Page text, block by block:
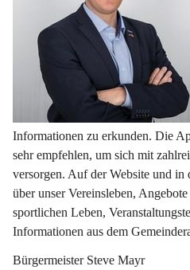
Informationen zu erkunden. Die
sehr empfehlen, um sich mit
versorgen. Auf der Website und in
über unser Vereinsleben,
sportlichen Leben,
Informationen aus dem
Bürgermeister Steve Mayr